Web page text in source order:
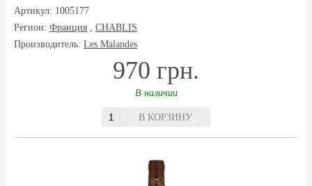
Артикул: 1005177
Регион: Франция , CHABLIS
Производитель: Les Malandes
970 грн.
В наличии
В КОРЗИНУ